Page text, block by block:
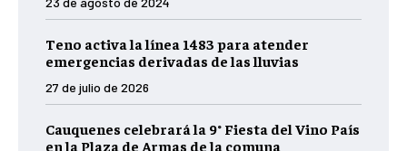
Teno activa la línea 1483 para atender
emergencias derivadas de las lluvias
27 de julio de 2026
Cauquenes celebrará la 9° Fiesta del Vino País
en la Plaza de Armas de la comuna